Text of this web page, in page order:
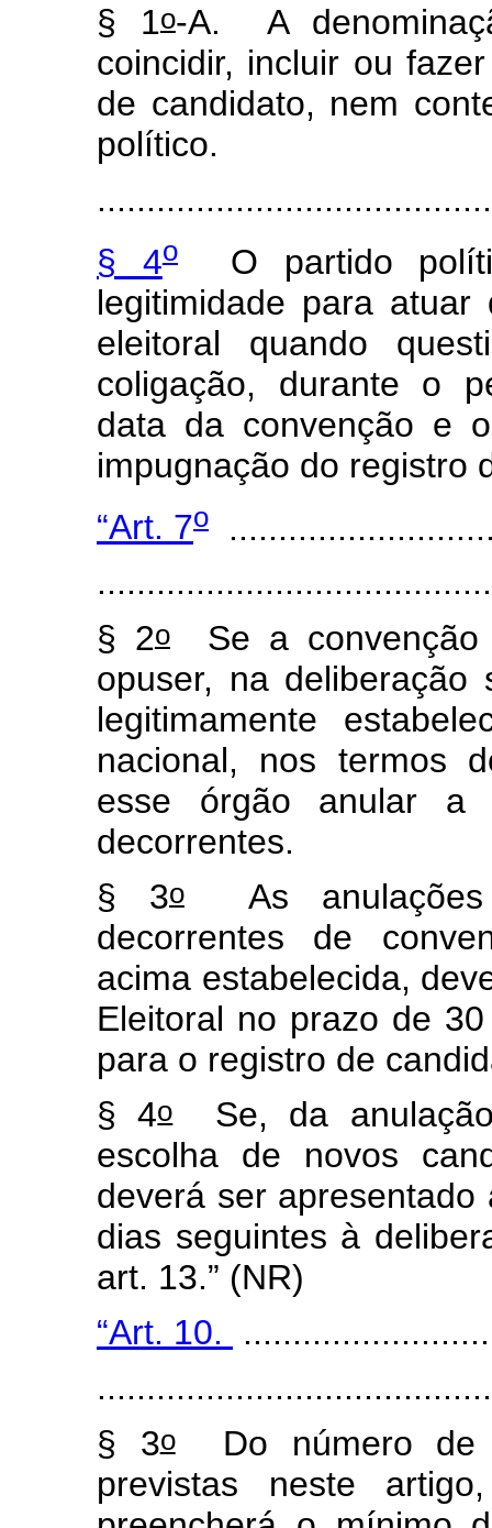
§ 1o-A. A
coincidir, incluir ou
de candidato, nem
político.
§ 4oO partido
legitimidade para
eleitoral quando
coligação, durante o
data da convenção e
impugnação do registro
“Art. 7o
§ 2oSe a convenção
opuser, na deliberação
legitimamente
nacional, nos termos
esse órgão anular a
decorrentes.
§ 3o As anulações
decorrentes de
acima estabelecida,
Eleitoral no prazo de
para o registro de
§ 4oSe, da
escolha de novos
deverá ser
dias seguintes à
art. 13.” (NR)
“Art. 10.
§ 3oDo número de
previstas neste